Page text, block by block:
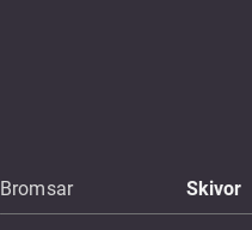
Bromsar Skivor